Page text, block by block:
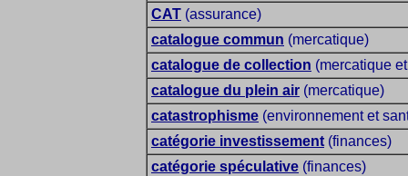
CAT (assurance)
catalogue commun (mercatique)
catalogue de collection (mercatique
catalogue du plein air (mercatique)
catastrophisme (environnement et
catégorie investissement (finances)
catégorie spéculative (finances)